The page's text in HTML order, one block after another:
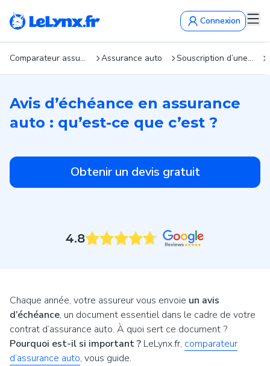
Connexion
Comparateur assurance : devis gratuits en 5 min Assurance auto Souscription d’une assurance auto en ligne : quelles démarches ?
Avis d’échéance en assurance
auto : qu’est-ce que c’est ?
Obtenir un devis gratuit
4.8
Chaque année, votre assureur vous envoie un avis
d’échéance, un document essentiel dans le cadre de votre
contrat d’assurance auto. À quoi sert ce document ?
Pourquoi est-il si important ? LeLynx.fr, comparateur
d’assurance auto, vous guide.